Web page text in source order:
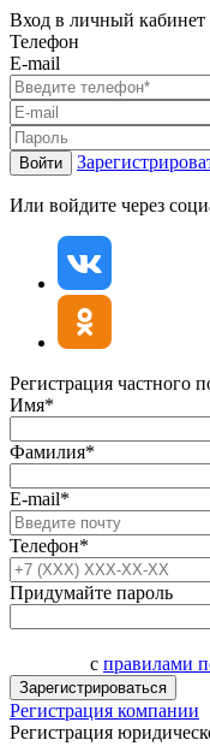
Вход в личный кабинет
Телефон
E-mail
Войти
Или войдите через
Регистрация частного
Имя*
Фамилия*
E-mail*
Телефон*
Придумайте пароль
с правилами
Зарегистрироваться
Регистрация компании
Регистрация